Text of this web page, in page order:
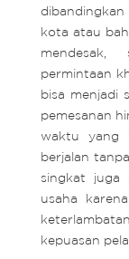
kota atau
permintaan
bisa menjadi
pemesanan
waktu yang
berjalan
singkat juga
usaha
kepuasan